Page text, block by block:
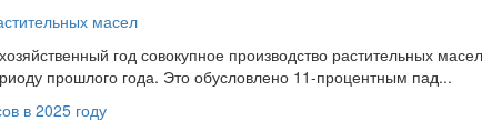
масел
год совокупное производство растительных
прошлого года. Это обусловлено 11-процентным пад...
в 2025 году